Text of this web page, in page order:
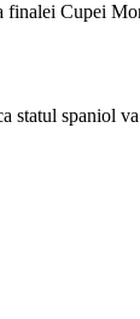
finalei Cupei
statul spaniol